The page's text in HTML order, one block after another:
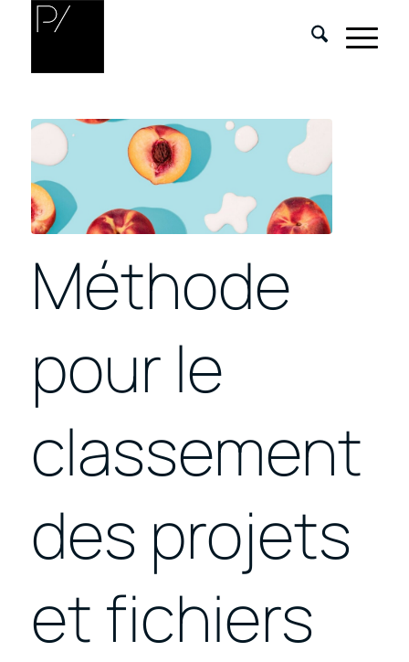
Méthode
pour le
classement
des projets
et fichiers